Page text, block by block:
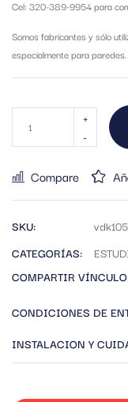
Cel: 320-389-9954 para
Somos fabricantes y sólo
especialmente para paredes.
Compare
SKU:
vdk105
CATEGORÍAS:
COMPARTIR
CONDICIONES DE
INSTALACION Y